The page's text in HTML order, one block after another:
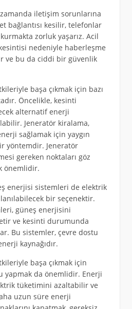
iletişim sorunlarına
bağlantısı kesilir, telefonlar
zorluk yaşarız. Acil
nedeniyle haberleşme
ve bu da ciddi bir güvenlik
başa çıkmak için bazı
Öncelikle, kesinti
alternatif enerji
Jeneratör kiralama,
sağlamak için yaygın
yöntemdir. Jeneratör
gereken noktaları göz
önemlidir.
enerjisi sistemleri de elektrik
bir seçenektir.
güneş enerjisini
ve kesinti durumunda
Bu sistemler, çevre dostu
kaynağıdır.
başa çıkmak için
yapmak da önemlidir. Enerji
tüketimini azaltabilir ve
uzun süre enerji